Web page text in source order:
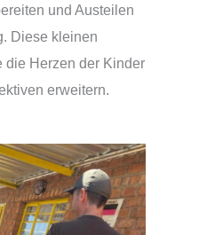
und Austeilen
Diese kleinen
die Herzen der Kinder
erweitern.